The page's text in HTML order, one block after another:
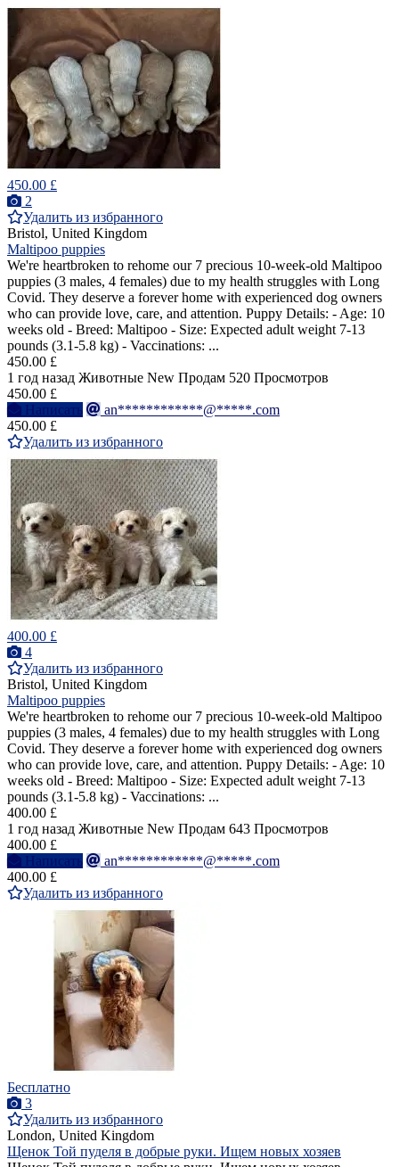
450.00 £
2
Удалить из избранного
Bristol, United Kingdom
Maltipoo puppies
We're heartbroken to rehome our 7 precious 10-week-old Maltipoo
puppies (3 males, 4 females) due to my health struggles with Long
Covid. They deserve a forever home with experienced dog owners
who can provide love, care, and attention. Puppy Details: - Age: 10
weeks old - Breed: Maltipoo - Size: Expected adult weight 7-13
pounds (3.1-5.8 kg) - Vaccinations: ...
450.00 £
1 год назад Животные New Продам 520 Просмотров
450.00 £
Написать
an************@*****.com
450.00 £
Удалить из избранного
400.00 £
4
Удалить из избранного
Bristol, United Kingdom
Maltipoo puppies
We're heartbroken to rehome our 7 precious 10-week-old Maltipoo
puppies (3 males, 4 females) due to my health struggles with Long
Covid. They deserve a forever home with experienced dog owners
who can provide love, care, and attention. Puppy Details: - Age: 10
weeks old - Breed: Maltipoo - Size: Expected adult weight 7-13
pounds (3.1-5.8 kg) - Vaccinations: ...
400.00 £
1 год назад Животные New Продам 643 Просмотров
400.00 £
Написать
an************@*****.com
400.00 £
Удалить из избранного
Бесплатно
3
Удалить из избранного
London, United Kingdom
Щенок Той пуделя в добрые руки. Ищем новых хозяев